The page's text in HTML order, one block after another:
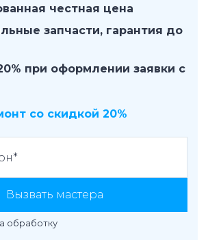
честная цена
запчасти, гарантия до
при оформлении заявки с
со скидкой 20%
Вызвать мастера
обработку